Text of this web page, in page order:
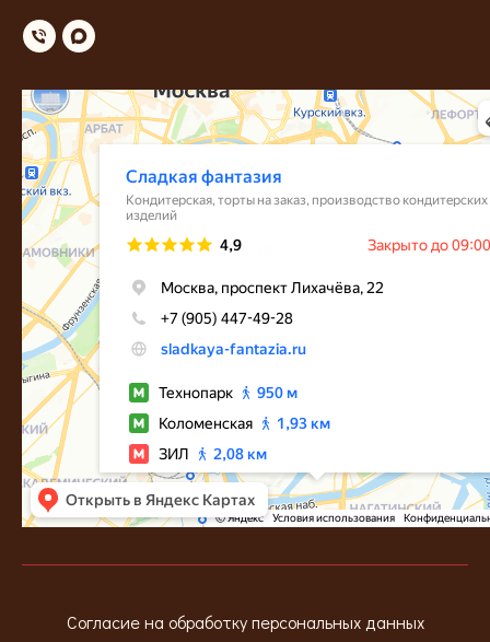
Согласие на обработку персональных данных